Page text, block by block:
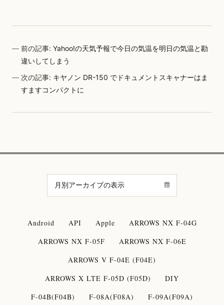
前の記事:Yahoo!の天気予報で今日の気温を明日の気温と勘
違いしてしまう
次の記事: キヤノン DR-150 でドキュメントスキャナーはま
すますコンパクトに
Android API Apple
ARROWS NX F-04G
ARROWS NX F-05F
ARROWS NX F-06E
ARROWS V F-04E (F04E)
ARROWS X LTE F-05D (F05D)
DIY
F-04B(F04B)
F-08A(F08A)
F-09A(F09A)